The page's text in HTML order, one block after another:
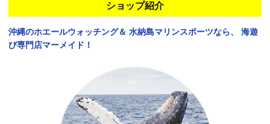
ショップ紹介
沖縄のホエールウォッチング＆ 水納島マリンスポーツなら、
海遊
び専門店マーメイド！